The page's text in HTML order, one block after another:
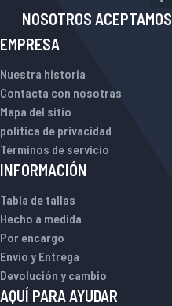
NOSOTROS ACEPTAMOS
EMPRESA
Nuestra historia
Contacta con nosotras
Mapa del sitio
política de privacidad
Términos de servicio
INFORMACIÓN
Tabla de tallas
Hecho a medida
Por encargo
Envío y Entrega
Devolución y cambio
AQUÍ PARA AYUDAR